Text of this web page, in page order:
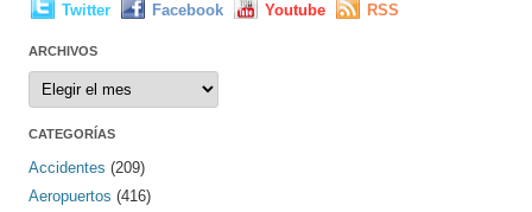
Twitter Facebook Youtube RSS
ARCHIVOS
Archivos
CATEGORÍAS
Accidentes (209)
Aeropuertos (416)